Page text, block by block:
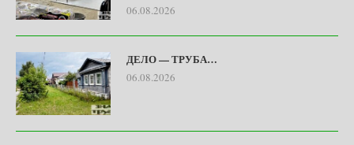
06.08.2026
ДЕЛО — ТРУБА…
06.08.2026